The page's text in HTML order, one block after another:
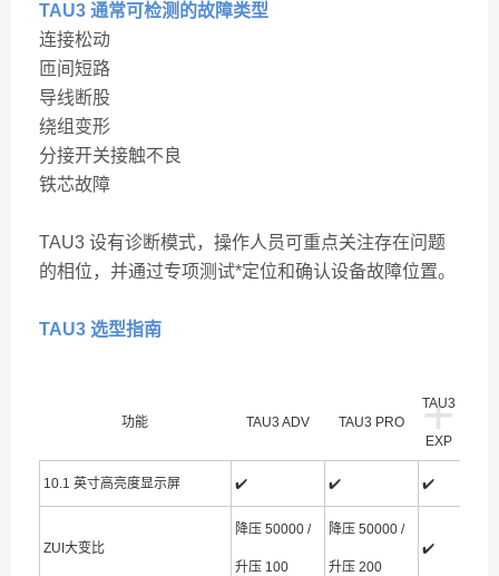
TAU3 通常可检测的故障类型
连接松动
匝间短路
导线断股
绕组变形
分接开关接触不良
铁芯故障
TAU3 设有诊断模式，操作人员可重点关注存在问题
的相位，并通过专项测试*定位和确认设备故障位置。
TAU3 选型指南
+
功能 TAU3 ADV TAU3 PRO
TAU3
EXP
10.1 英寸高亮度显示屏 ✔️ ✔️ ✔️
ZUI大变比
降压 50000 /
升压 100
降压 50000 /
升压 200
✔️